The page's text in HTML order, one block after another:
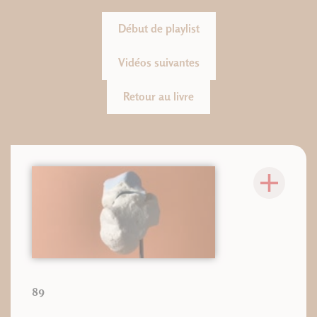
Début de playlist
Vidéos suivantes
Retour au livre
89